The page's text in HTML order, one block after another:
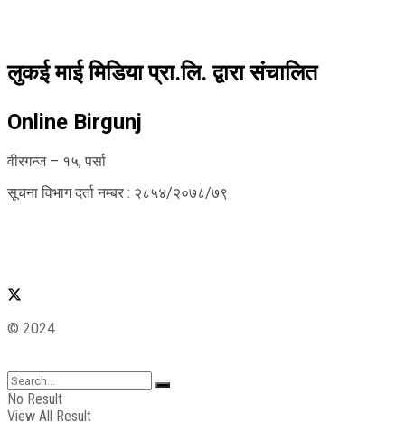
लुकई माई मिडिया प्रा.लि. द्वारा संचालित
Online Birgunj
वीरगन्ज – १५, पर्सा
सूचना विभाग दर्ता नम्बर : २८५४/२०७८/७९
© 2024
No Result
View All Result